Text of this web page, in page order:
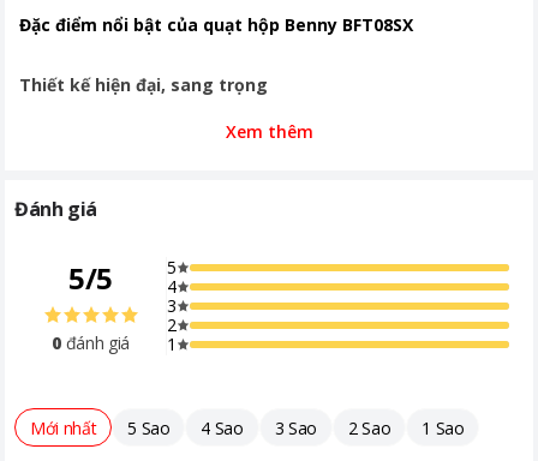
Đặc điểm nổi bật của quạt hộp Benny BFT08SX
Thiết kế hiện đại, sang trọng
Quạt hộp Benny BFT08SX được thiết kế hiện đại với kiểu dáng
được làm bằng nhựa cao cấp, có độ dẻo dai cao và khả năng
Xem thêm
Đánh giá
5/5
0 đánh giá
5
4
3
2
1
Mới nhất 5 Sao 4 Sao 3 Sao 2 Sao 1 Sao